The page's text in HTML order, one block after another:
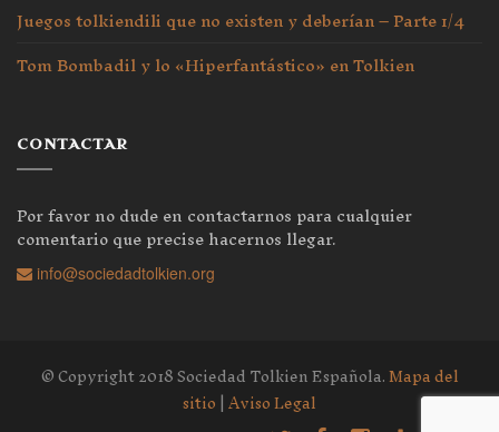
Juegos tolkiendili que no existen y deberían – Parte 1/4
Tom Bombadil y lo «Hiperfantástico» en Tolkien
CONTACTAR
Por favor no dude en contactarnos para cualquier
comentario que precise hacernos llegar.
info@sociedadtolkien.org
© Copyright 2018 Sociedad Tolkien Española.Mapa del
sitio|Aviso Legal